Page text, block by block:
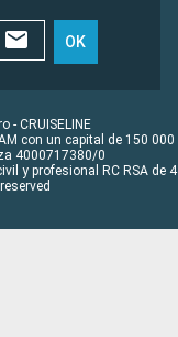
OK
- CRUISELINE
con un capital de 150 000
4000717380/0
y profesional RC RSA de